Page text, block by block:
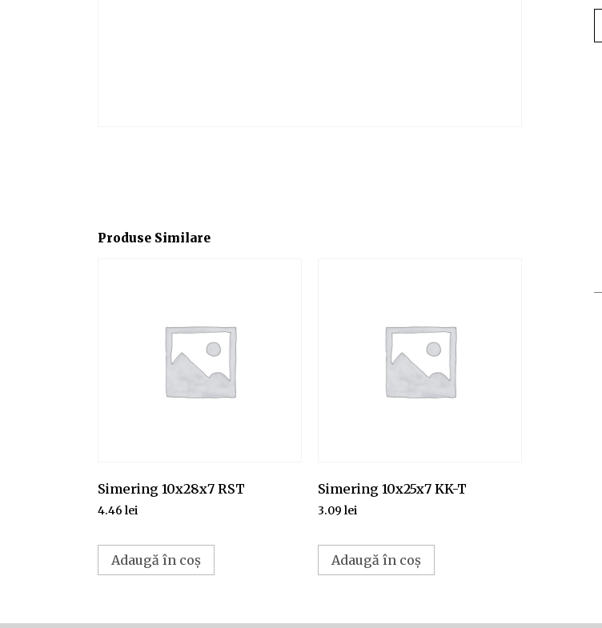
Produse Similare
Simering 10x28x7 RST
4.46 lei
Adaugă în coș
Simering 10x25x7 KK-T
3.09 lei
Adaugă în coș